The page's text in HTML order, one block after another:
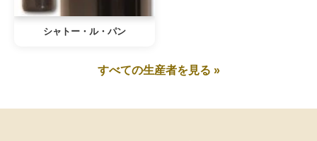
シャトー・ル・パン
すべての生産者を見る »